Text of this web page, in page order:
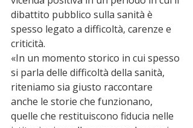
dibattito pubblico sulla sanità è
spesso legato a difficoltà, carenze e
criticità.
«In un momento storico in cui spesso
si parla delle difficoltà della sanità,
riteniamo sia giusto raccontare
anche le storie che funzionano,
quelle che restituiscono fiducia nelle